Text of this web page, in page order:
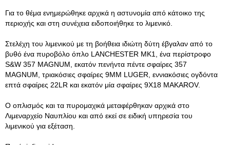
Για το θέμα ενημερώθηκε αρχικά η αστυνομία από κάτοικο της
περιοχής και στη συνέχεια ειδοποιήθηκε το λιμενικό.
Στελέχη του λιμενικού με τη βοήθεια ιδιώτη δύτη έβγαλαν από το
βυθό ένα πυροβόλο όπλο LANCHESTER MK1, ένα περίστροφο
S&W 357 MAGNUM, εκατόν πενήντα πέντε σφαίρες 357
MAGNUM, τριακόσιες σφαίρες 9MM LUGER, εννιακόσιες ογδόντα
επτά σφαίρες 22LR και εκατόν μία σφαίρες 9Χ18 MAKAROV.
Ο οπλισμός και τα πυρομαχικά μεταφέρθηκαν αρχικά στο
Λιμεναρχείο Ναυπλίου και από εκεί σε ειδική υπηρεσία του
λιμενικού για εξέταση.